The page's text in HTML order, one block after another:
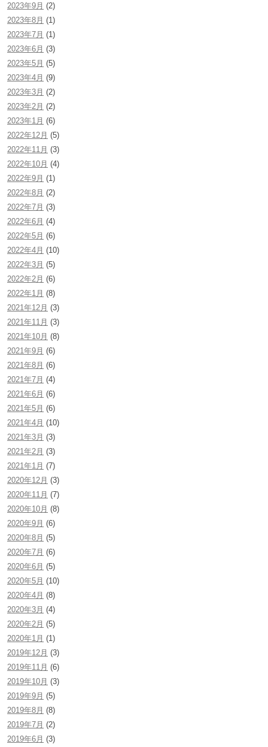
2023年9月 (2)
2023年8月 (1)
2023年7月 (1)
2023年6月 (3)
2023年5月 (5)
2023年4月 (9)
2023年3月 (2)
2023年2月 (2)
2023年1月 (6)
2022年12月 (5)
2022年11月 (3)
2022年10月 (4)
2022年9月 (1)
2022年8月 (2)
2022年7月 (3)
2022年6月 (4)
2022年5月 (6)
2022年4月 (10)
2022年3月 (5)
2022年2月 (6)
2022年1月 (8)
2021年12月 (3)
2021年11月 (3)
2021年10月 (8)
2021年9月 (6)
2021年8月 (6)
2021年7月 (4)
2021年6月 (6)
2021年5月 (6)
2021年4月 (10)
2021年3月 (3)
2021年2月 (3)
2021年1月 (7)
2020年12月 (3)
2020年11月 (7)
2020年10月 (8)
2020年9月 (6)
2020年8月 (5)
2020年7月 (6)
2020年6月 (5)
2020年5月 (10)
2020年4月 (8)
2020年3月 (4)
2020年2月 (5)
2020年1月 (1)
2019年12月 (3)
2019年11月 (6)
2019年10月 (3)
2019年9月 (5)
2019年8月 (8)
2019年7月 (2)
2019年6月 (3)